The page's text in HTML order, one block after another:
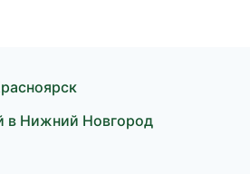
в Нижний Новгород